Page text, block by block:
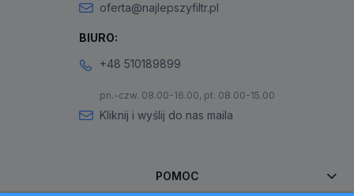
oferta@najlepszyfiltr.pl
BIURO:
+48 510189899
pn.-czw. 08.00-16.00, pt. 08.00-15.00
Kliknij i wyślij do nas maila
POMOC